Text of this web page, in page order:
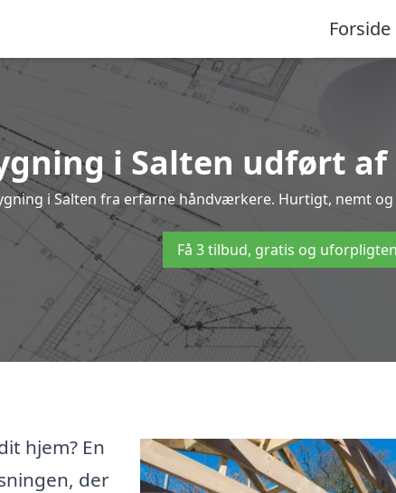
Forside
i Salten udført
i Salten fra erfarne håndværkere. Hurtigt, nemt
Få 3 tilbud, gratis og
hjem? En
der